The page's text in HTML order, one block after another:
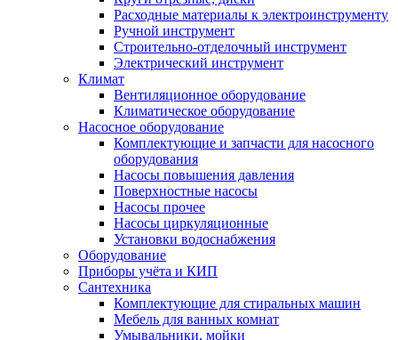
Расходные материалы к электроинструменту
Ручной инструмент
Строительно-отделочный инструмент
Электрический инструмент
Климат
Вентиляционное оборудование
Климатическое оборудование
Насосное оборудование
Комплектующие и запчасти для насосного
оборудования
Насосы повышения давления
Поверхностные насосы
Насосы прочее
Насосы циркуляционные
Установки водоснабжения
Оборудование
Приборы учёта и КИП
Сантехника
Комплектующие для стиральных машин
Мебель для ванных комнат
Умывальники, мойки